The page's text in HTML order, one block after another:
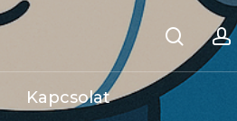
Kapcsolat